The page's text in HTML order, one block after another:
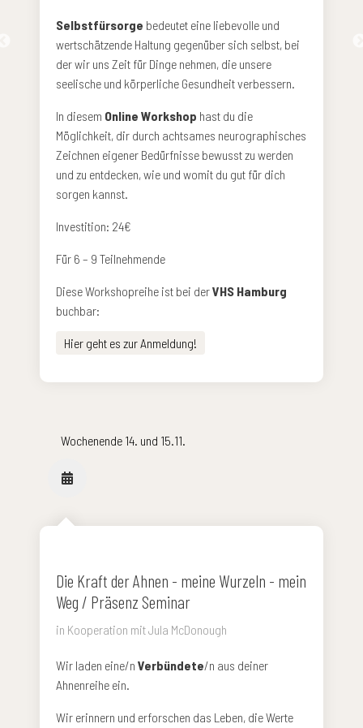
Selbstfürsorge bedeutet eine liebevolle und
wertschätzende Haltung gegenüber sich selbst, bei
der wir uns Zeit für Dinge nehmen, die unsere
seelische und körperliche Gesundheit verbessern.
In diesem Online Workshop hast du die
Möglichkeit, dir durch achtsames neurographisches
Zeichnen eigener Bedürfnisse bewusst zu werden
und zu entdecken, wie und womit du gut für dich
sorgen kannst.
Investition: 24€
Für 6 – 9 Teilnehmende
Diese Workshopreihe ist bei derVHS Hamburg
buchbar:
Hier geht es zur Anmeldung!
Wochenende 14. und 15.11.
Die Kraft der Ahnen - meine Wurzeln - mein
Weg / Präsenz Seminar
in Kooperation mit Jula McDonough
Wir laden eine/n Verbündete/n aus deiner
Ahnenreihe ein.
Wir erinnern und erforschen das Leben, die Werte